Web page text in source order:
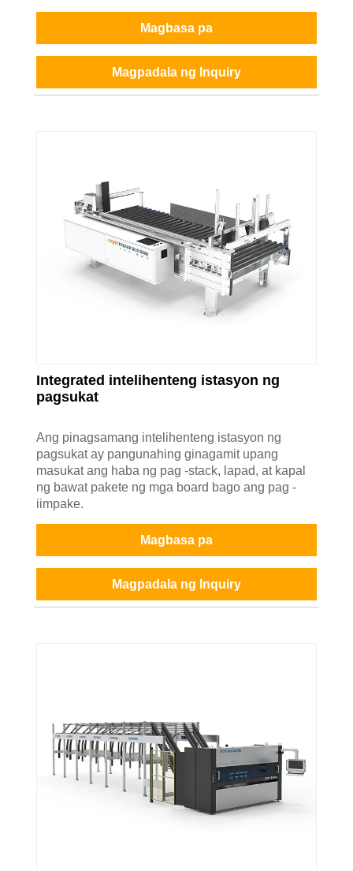
Magbasa pa
Magpadala ng Inquiry
Integrated intelihenteng istasyon ng
pagsukat
Ang pinagsamang intelihenteng istasyon ng
pagsukat ay pangunahing ginagamit upang
masukat ang haba ng pag -stack, lapad, at kapal
ng bawat pakete ng mga board bago ang pag -
iimpake.
Magbasa pa
Magpadala ng Inquiry